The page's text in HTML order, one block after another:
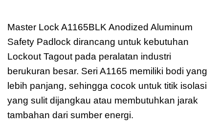
Master Lock A1165BLK Anodized Aluminum
Safety Padlock dirancang untuk kebutuhan
Lockout Tagout pada peralatan industri
berukuran besar. Seri A1165 memiliki bodi yang
lebih panjang, sehingga cocok untuk titik isolasi
yang sulit dijangkau atau membutuhkan jarak
tambahan dari sumber energi.